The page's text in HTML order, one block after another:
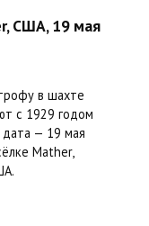
США, 19 мая
в шахте
с 1929 годом
дата — 19 мая
Mather,